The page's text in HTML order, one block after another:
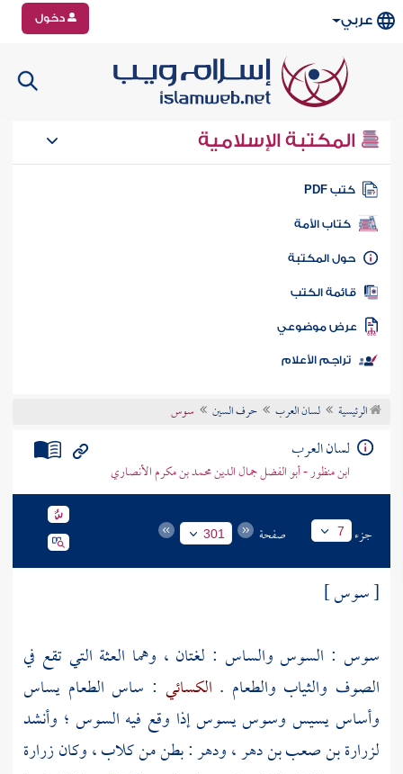
عربي دخول
المكتبة الإسلامية
كتب PDF
كتاب الأمة
المكتبة
الكتب
موضوعي
تراجم الأعلام
الرئيسية لسان العرب حرف السين سوس
لسان العرب
ابن منظور - أبو الفضل جمال الدين محمد بن مكرم الأنصاري
جزء 7 صفحة 301
[ سوس ]
سوس : السوس والساس : لغتان ، وهما العثة التي تقع في
الصوف والثياب والطعام . الكسائي : ساس الطعام يساس
وأساس يسيس وسوس يسوس إذا وقع فيه السوس ؛ وأنشد
لزرارة بن صعب بن دهر، ودهر : بطن من كلاب ، وكانزرارة